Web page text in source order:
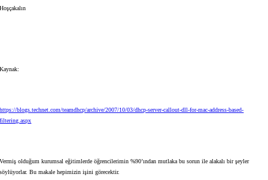
Hoşçakalın
Kaynak:
https://blogs.technet.com/teamdhcp/archive/2007/10/03/dhcp-server-callout-dll-for-mac-address-based-
filtering.aspx
Vermiş olduğum kurumsal eğitimlerde öğrencilerimin %90’ından mutlaka bu sorun ile alakalı bir şeyler
söylüyorlar. Bu makale hepimizin işini görecektir.